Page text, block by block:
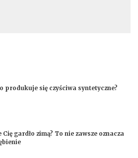
produkuje się czyściwa syntetyczne?
gardło zimą? To nie zawsze oznacza